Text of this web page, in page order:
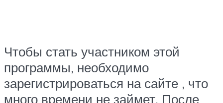
Чтобы стать участником этой
программы, необходимо
зарегистрироваться на сайте , что
много времени не займет. После